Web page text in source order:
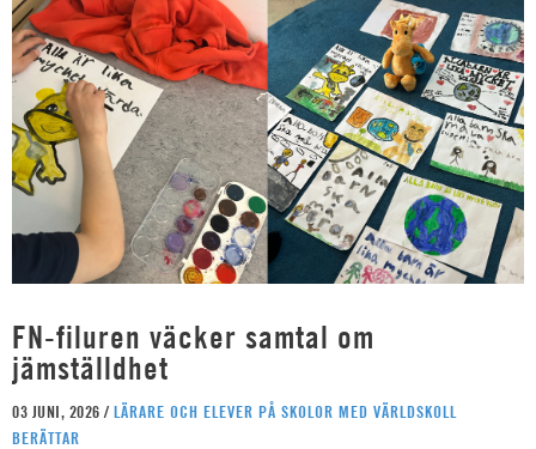
FN-filuren väcker samtal om
jämställdhet
03 JUNI, 2026 / LÄRARE OCH ELEVER PÅ SKOLOR MED VÄRLDSKOLL
BERÄTTAR